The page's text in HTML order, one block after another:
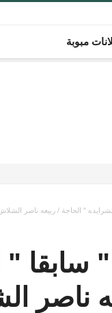
مبوبة
" الحاجة / ربيعه ناصر
سابقا "
ناصر